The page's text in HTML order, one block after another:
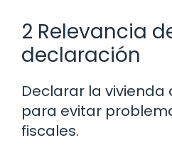
2 Relevancia
declaración
Declarar la vivienda
para evitar
fiscales.